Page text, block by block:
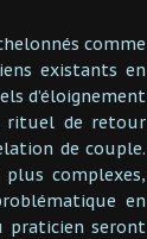
comme
existants en
d’éloignement
rituel de retour
de couple.
complexes,
en
praticien seront